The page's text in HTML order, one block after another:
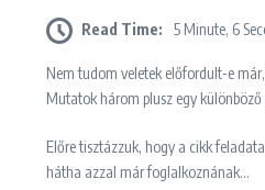
Read Time: 5 Minute, 6
Nem tudom veletek előfordult-e
Mutatok három plusz egy
Előre tisztázzuk, hogy a cikk
hátha azzal már foglalkoznának…